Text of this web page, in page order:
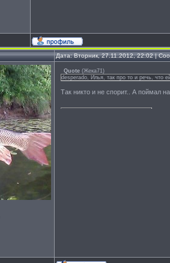
Дата: Вторник, 27.11.2012, 22:02 |
Quote (Жека71)
desperado, Илья, так про то и речь, что
Так никто и не спорит.. А поймал